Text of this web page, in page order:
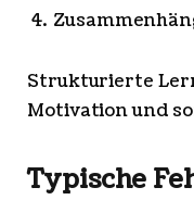
Strukturierte
Motivation und
Typische